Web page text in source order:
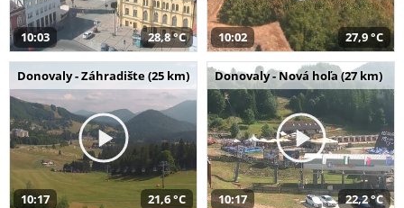
10:03 28,8 °C 10:02 27,9 °C
Donovaly - Záhradište (25 km)
10:17 21,6 °C
Donovaly - Nová hoľa (27 km)
10:17 22,2 °C